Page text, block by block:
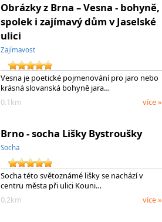
Obrázky z Brna – Vesna - bohyně,
spolek i zajímavý dům v Jaselské
ulici
Zajímavost
Vesna je poetické pojmenování pro jaro nebo
krásná slovanská bohyně jara…
0.1km
více »
Brno - socha Lišky Bystroušky
Socha
Socha této světoznámé lišky se nachází v
centru města při ulici Kouni…
0.2km
více »